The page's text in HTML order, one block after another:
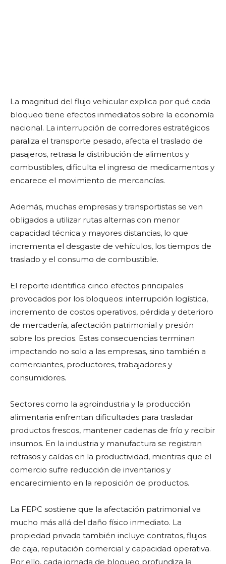
La magnitud del flujo vehicular explica por qué cada
bloqueo tiene efectos inmediatos sobre la economía
nacional. La interrupción de corredores estratégicos
paraliza el transporte pesado, afecta el traslado de
pasajeros, retrasa la distribución de alimentos y
combustibles, dificulta el ingreso de medicamentos y
encarece el movimiento de mercancías.
Además, muchas empresas y transportistas se ven
obligados a utilizar rutas alternas con menor
capacidad técnica y mayores distancias, lo que
incrementa el desgaste de vehículos, los tiempos de
traslado y el consumo de combustible.
El reporte identifica cinco efectos principales
provocados por los bloqueos: interrupción logística,
incremento de costos operativos, pérdida y deterioro
de mercadería, afectación patrimonial y presión
sobre los precios. Estas consecuencias terminan
impactando no solo a las empresas, sino también a
comerciantes, productores, trabajadores y
consumidores.
Sectores como la agroindustria y la producción
alimentaria enfrentan dificultades para trasladar
productos frescos, mantener cadenas de frío y recibir
insumos. En la industria y manufactura se registran
retrasos y caídas en la productividad, mientras que el
comercio sufre reducción de inventarios y
encarecimiento en la reposición de productos.
La FEPC sostiene que la afectación patrimonial va
mucho más allá del daño físico inmediato. La
propiedad privada también incluye contratos, flujos
de caja, reputación comercial y capacidad operativa.
Por ello, cada jornada de bloqueo profundiza la